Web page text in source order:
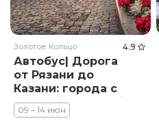
Золотое Кольцо 4.9
Автобус| Дорога
от Рязани до
Казани: города с
богатой историей
09 – 14 июн